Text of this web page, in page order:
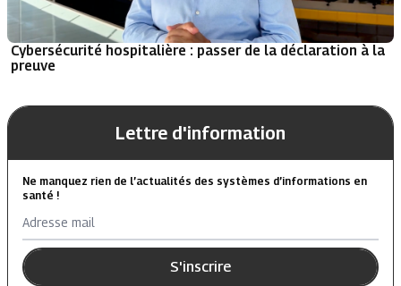
Cybersécurité hospitalière : passer de la déclaration à la
preuve
Lettre d'information
Ne manquez rien de l’actualités des systèmes d’informations en
santé !
Adresse mail
S'inscrire